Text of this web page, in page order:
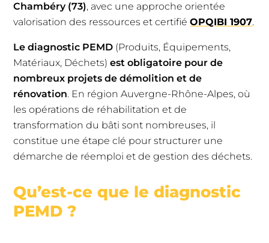
Chambéry (73), avec une approche orientée
valorisation des ressources et certifiéOPQIBI 1907.
Le diagnostic PEMD (Produits, Équipements,
Matériaux, Déchets)est obligatoire pour de
nombreux projets de démolition et de
rénovation. En région Auvergne-Rhône-Alpes, où
les opérations de réhabilitation et de
transformation du bâti sont nombreuses, il
constitue une étape clé pour structurer une
démarche de réemploi et de gestion des déchets.
Qu’est-ce que le diagnostic
PEMD ?